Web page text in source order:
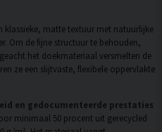
klassieke, matte textuur met natuurlijke
Om de fijne structuur te behouden,
het doekmateriaal versmelten de
ze een slijtvaste, flexibele oppervlakte
en gedocumenteerde prestaties
minimaal 50 procent uit gerecycled